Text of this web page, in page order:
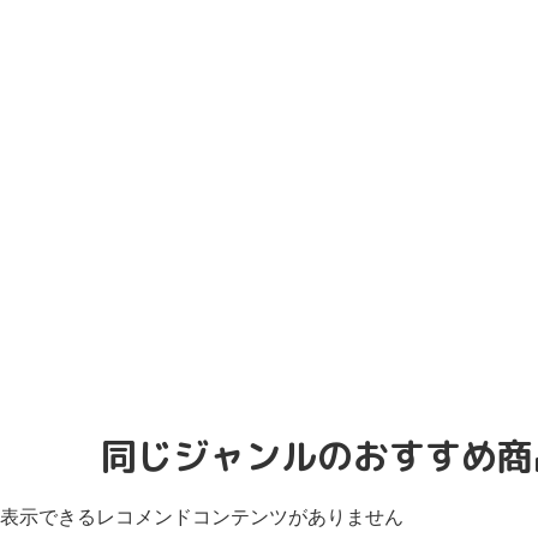
同じジャンルのおすすめ
表示できるレコメンドコンテンツがありません